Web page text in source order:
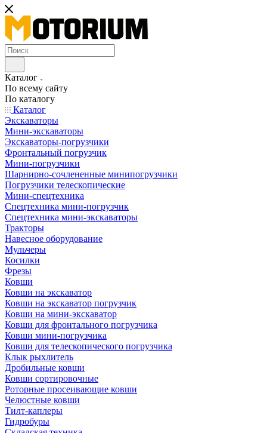
Каталог
По всему сайту
По каталогу
Каталог
Экскаваторы
Мини-экскаваторы
Экскаваторы-погрузчики
Фронтальный погрузчик
Мини-погрузчики
Шарнирно-сочлененные минипогрузчики
Погрузчики телескопические
Мини-спецтехника
Спецтехника мини-погрузчик
Спецтехника мини-экскаваторы
Тракторы
Навесное оборудование
Мульчеры
Косилки
Фрезы
Ковши
Ковши на экскаватор
Ковши на экскаватор погрузчик
Ковши на мини-экскаватор
Ковши для фронтального погрузчика
Ковши мини-погрузчика
Ковши для телескопического погрузчика
Клык рыхлитель
Дробильные ковши
Ковши сортировочные
Роторные просеивающие ковши
Челюстные ковши
Тилт-каплеры
Гидробуры